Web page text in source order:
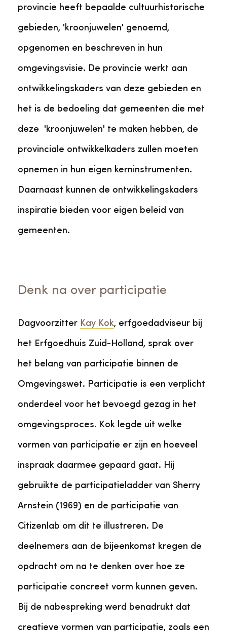
provincie heeft bepaalde cultuurhistorische
gebieden, 'kroonjuwelen' genoemd,
opgenomen en beschreven in hun
omgevingsvisie. De provincie werkt aan
ontwikkelingskaders van deze gebieden en
het is de bedoeling dat gemeenten die met
deze 'kroonjuwelen' te maken hebben, de
provinciale ontwikkelkaders zullen moeten
opnemen in hun eigen kerninstrumenten.
Daarnaast kunnen de ontwikkelingskaders
inspiratie bieden voor eigen beleid van
gemeenten.
Denk na over participatie
Dagvoorzitter Kay Kok, erfgoedadviseur bij
het Erfgoedhuis Zuid-Holland, sprak over
het belang van participatie binnen de
Omgevingswet. Participatie is een verplicht
onderdeel voor het bevoegd gezag in het
omgevingsproces. Kok legde uit welke
vormen van participatie er zijn en hoeveel
inspraak daarmee gepaard gaat. Hij
gebruikte de participatieladder van Sherry
Arnstein (1969) en de participatie van
Citizenlab om dit te illustreren. De
deelnemers aan de bijeenkomst kregen de
opdracht om na te denken over hoe ze
participatie concreet vorm kunnen geven.
Bij de nabespreking werd benadrukt dat
creatieve vormen van participatie, zoals een